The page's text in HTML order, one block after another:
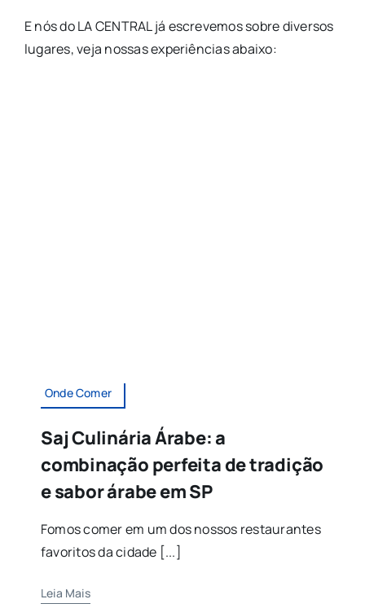
E nós do LA CENTRAL já escrevemos sobre diversos
lugares, veja nossas experiências abaixo:
Onde Comer
Saj Culinária Árabe: a
combinação perfeita de tradição
e sabor árabe em SP
Fomos comer em um dos nossos restaurantes
favoritos da cidade [...]
Leia Mais